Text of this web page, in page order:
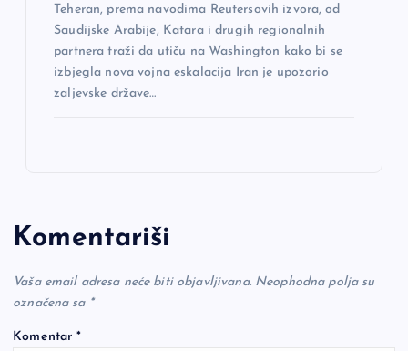
Teheran, prema navodima Reutersovih izvora, od
Saudijske Arabije, Katara i drugih regionalnih
partnera traži da utiču na Washington kako bi se
izbjegla nova vojna eskalacija Iran je upozorio
zaljevske države…
Komentariši
Vaša email adresa neće biti objavljivana. Neophodna polja su
označena sa *
Komentar*